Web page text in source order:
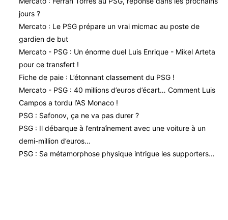
jours ?
Mercato : Le PSG prépare un vrai micmac au poste de
gardien de but
Mercato - PSG : Un énorme duel Luis Enrique - Mikel Arteta
pour ce transfert !
Fiche de paie : L’étonnant classement du PSG !
Mercato - PSG : 40 millions d’euros d’écart… Comment Luis
Campos a tordu l’AS Monaco !
PSG : Safonov, ça ne va pas durer ?
PSG : Il débarque à l’entraînement avec une voiture à un
demi-million d’euros…
PSG : Sa métamorphose physique intrigue les supporters…